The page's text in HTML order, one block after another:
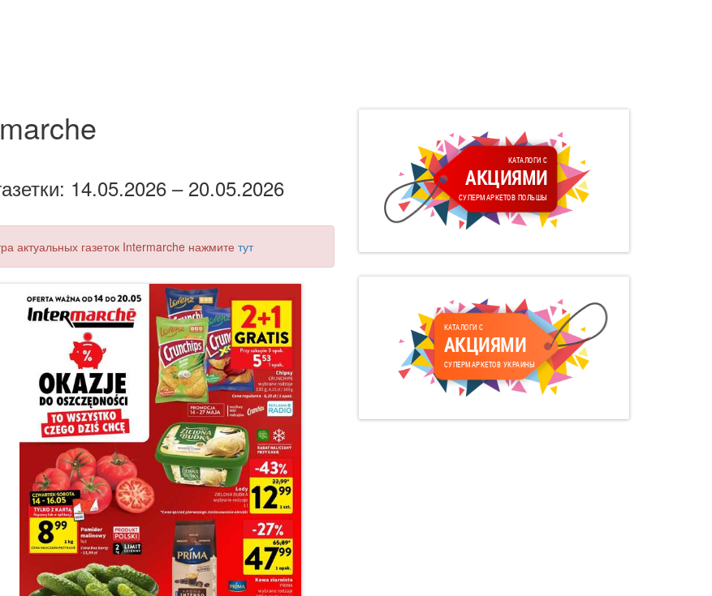
14.05.2026 – 20.05.2026
актуальных газеток Intermarche нажмите тут
КАТАЛОГИ С
АКЦИЯМИ
СУПЕРМАРКЕТОВ ПОЛЬШЫ
КАТАЛОГИ С
АКЦИЯМИ
СУПЕРМАРКЕТОВ УКРАИНЫ